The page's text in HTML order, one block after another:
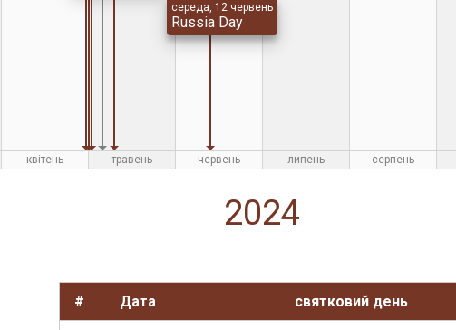
середа, 12 червень
Russia Day
квітень травень червень липень серпень
2024
# Дата святковий день